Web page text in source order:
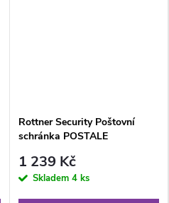
Rottner Security Poštovní
schránka POSTALE
1 239 Kč
Skladem 4 ks